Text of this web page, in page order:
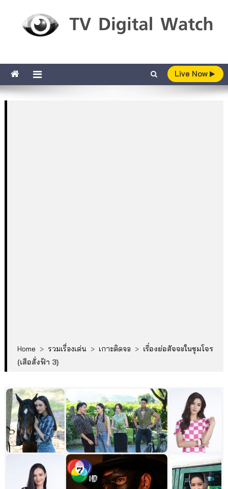
Live Now
Home > รวมเรื่องเด่น > เกาะติดจอ > เรื่องย่อสัจจะในชุมโจร
(เสือสั่งฟ้า 3)